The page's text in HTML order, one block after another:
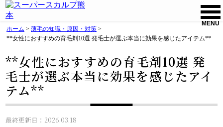
MENU
ホーム >薄毛の知識・原因・対策 >
**女性におすすめの育毛剤10選 発毛士が選ぶ本当に効果を感じたアイテム**
**女性におすすめの育毛剤10選 発
毛士が選ぶ本当に効果を感じたアイ
テム**
最終更新日：2026.03.18